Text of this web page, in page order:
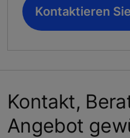
Kontaktieren
Kontakt,
Angebot